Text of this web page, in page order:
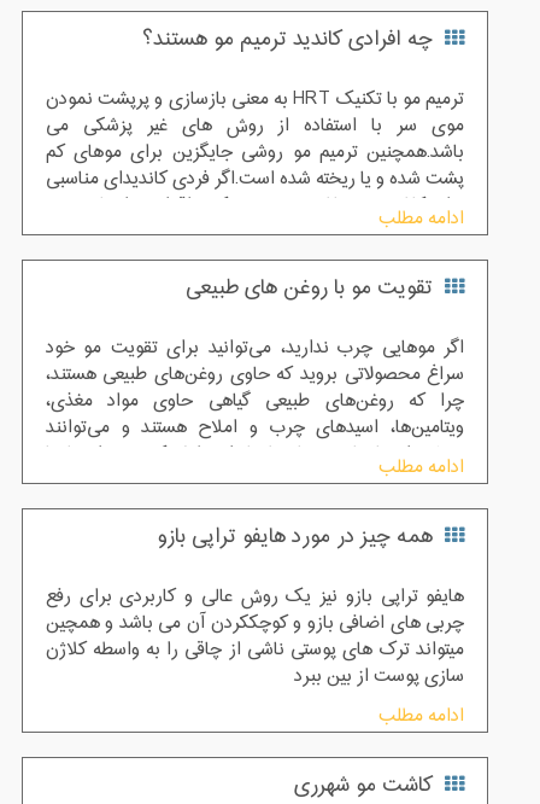
چه افرادی کاندید ترمیم مو هستند؟
ترمیم مو با تکنیک HRT به معنی بازسازی و پرپشت نمودن
موی سر با استفاده از روش های غیر پزشکی می
باشد.همچنین ترمیم مو روشی جایگزین برای موهای کم
پشت شده و یا ریخته شده است.اگر فردی کاندیدای مناسبی
برای کاشت مو نباشد توصیه می ‌کنیم اقدام به انجام ترمیم
مو نماید اما در صورتی که کلیه نیاز های اولیه برای انجام
کاشت کو را دارا است ، بهتر است از روش پیوند مو استفاده
نماید.البته پزشکان متخصص مراکز پوست و مو پس از
نمایند.
ادامه مطلب
تقویت مو با روغن های طبیعی
اگر موهایی چرب ندارید، می‌توانید برای تقویت مو خود
سراغ محصولاتی بروید که حاوی روغن‌های طبیعی هستند،
چرا که روغن‌های طبیعی گیاهی حاوی مواد مغذی،
ویتامین‌ها، اسیدهای چرب و املاح هستند و می‌توانند
بخشی از نیازهای موهای شما را برطرف کنند؛ در اینجا ما
سعی کرده‌ایم تمام روغن‌های مفید برای مو را به شما
معرفی کنیم تا باتوجه به نیاز موهای‌تان محصولی را انتخاب
کنید که روغن موردنظر در آن باشد. البته می‌توانید هم
و بعد با اضافه کردن به شامپو یا حتی به تنهایی از اثرات آن
سود ببرید.
ادامه مطلب
همه چیز در مورد هایفو تراپی بازو
هایفو تراپی بازو نیز یک روش عالی و کاربردی برای رفع
چربی های اضافی بازو و کوچککردن آن می باشد و همچین
میتواند ترک های پوستی ناشی از چاقی را به واسطه کلاژن
سازی پوست از بین ببرد
ادامه مطلب
کاشت مو شهرری